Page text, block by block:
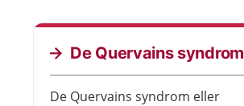
De Quervains syndrom
De Quervains syndrom eller